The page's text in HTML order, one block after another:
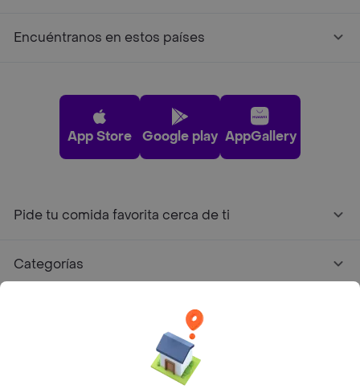
Encuéntranos en estos países
App Store Google play AppGallery
Pide tu comida favorita cerca de ti
Categorías